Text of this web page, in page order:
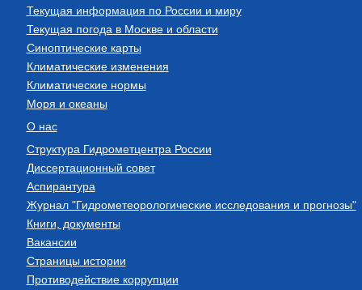
Текущая информация по России и миру
Текущая погода в Москве и области
Синоптические карты
Климатические изменения
Климатические нормы
Моря и океаны
О нас
Структура Гидрометцентра России
Диссертационный совет
Аспирантура
Журнал "Гидрометеорологические исследования и прогнозы"
Книги, документы
Вакансии
Страницы истории
Противодействие коррупции